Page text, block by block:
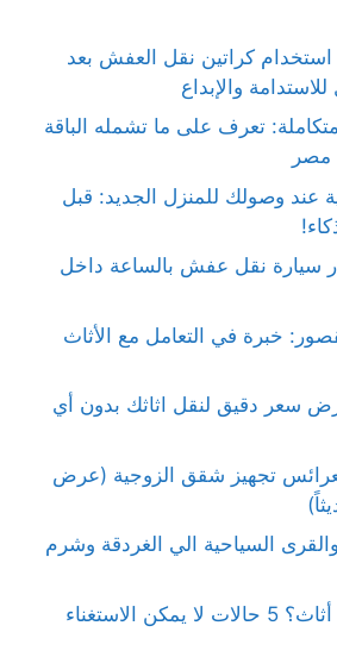
كراتين نقل العفش بعد
والإبداع
تعرف على ما تشمله الباقة
مصر
عند وصولك للمنزل الجديد: قبل
سيارة نقل عفش بالساعة داخل
خبرة في التعامل مع الأثاث
سعر دقيق لنقل اثاثك بدون أي
تجهيز شقق الزوجية (عرض
السياحية الي الغردقة وشرم
هل أحتاج ونش رفع أثاث؟ 5 حالات لا يمكن الاستغناء